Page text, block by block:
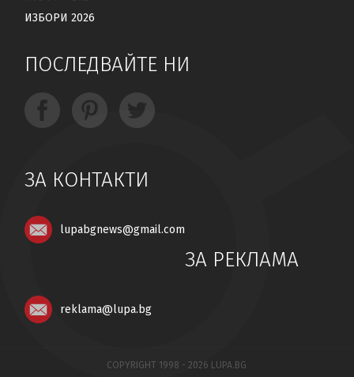
ИЗБОРИ 2026
ПОСЛЕДВАЙТЕ НИ
ЗА КОНТАКТИ
lupabgnews@gmail.com
ЗА РЕКЛАМА
reklama@lupa.bg
COPYRIGHT 1998 - 2026 LUPA.BG